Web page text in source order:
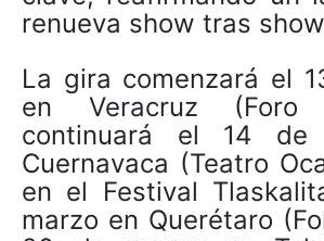
renueva show tras
La gira comenzará el
en Veracruz
continuará el 14 de
Cuernavaca (Teatro
en el Festival
marzo en Querétaro